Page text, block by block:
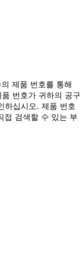
제품 번호를 통해
번호가 귀하의 공구
하십시오. 제품 번호
접 검색할 수 있는 부